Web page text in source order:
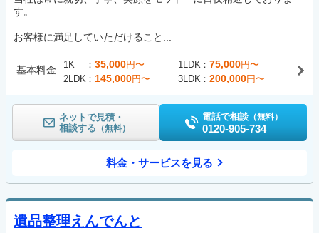
す。
お客様に満足していただけること...
基本料金 1K 35,000円〜 1LDK 75,000円〜
2LDK
145,000円〜 3LDK 200,000円〜
ネットで見積・
相談する （無料）
電話で相談 （無料）
0120-905-734
料金・サービスを見る
遺品整理えんでんと